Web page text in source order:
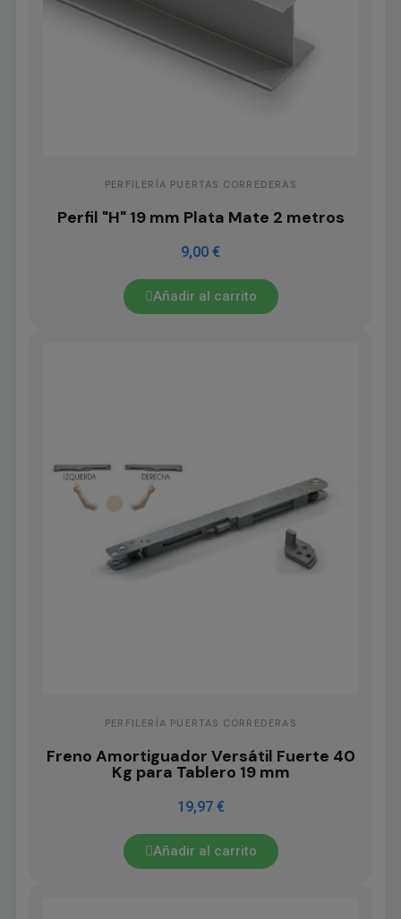
PERFILERÍA PUERTAS CORREDERAS
Perfil "H" 19 mm Plata Mate 2 metros
9,00 €
Añadir al carrito
PERFILERÍA PUERTAS CORREDERAS
Freno Amortiguador Versátil Fuerte 40
Kg para Tablero 19 mm
19,97 €
Añadir al carrito